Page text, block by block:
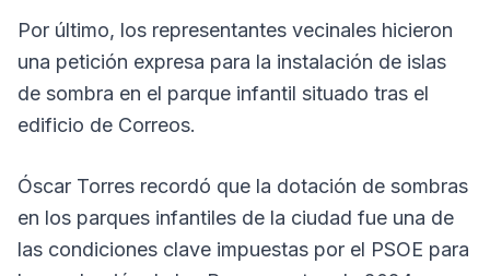
Por último, los representantes vecinales hicieron
una petición expresa para la instalación de islas
de sombra en el parque infantil situado tras el
edificio de Correos.
Óscar Torres recordó que la dotación de sombras
en los parques infantiles de la ciudad fue una de
las condiciones clave impuestas por el PSOE para